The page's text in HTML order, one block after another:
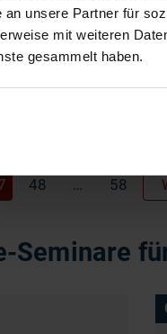
an unsere Partner für
mit weiteren
gesammelt haben.
mit
48 … 58
Seminare